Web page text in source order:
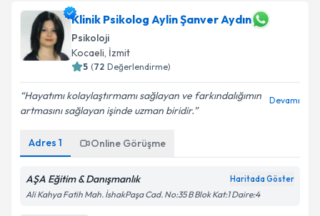
Klinik Psikolog Aylin Şanver Aydın
Psikoloji
Kocaeli, İzmit
5 (72 Değerlendirme)
Hayatımı kolaylaştırmamı sağlayan ve farkındalığımın
artmasını sağlayan işinde uzman biridir.
Devamı
Adres 1 Online Görüşme
AŞA Eğitim & Danışmanlık Haritada Göster
Ali Kahya Fatih Mah. İshakPaşa Cad. No:35 B Blok Kat:1 Daire:4